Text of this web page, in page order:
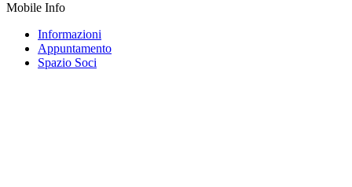
Mobile Info
Informazioni
Appuntamento
Spazio Soci